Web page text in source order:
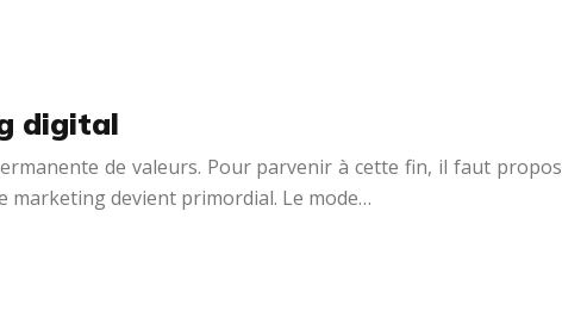
digital
de valeurs. Pour parvenir à cette fin, il faut
marketing devient primordial. Le mode…